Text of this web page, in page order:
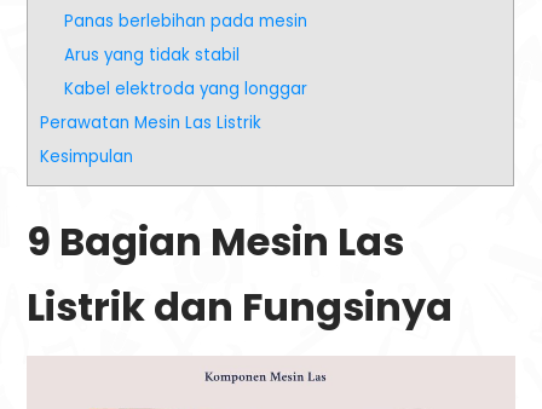
Panas berlebihan pada mesin
Arus yang tidak stabil
Kabel elektroda yang longgar
Perawatan Mesin Las Listrik
Kesimpulan
9 Bagian Mesin Las
Listrik dan Fungsinya